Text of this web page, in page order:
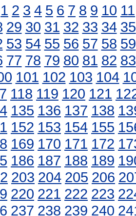
1 2 3 4 5 6 7 8 9 10 11
29 30 31 32 33 34 35
53 54 55 56 57 58 59
77 78 79 80 81 82 83
101 102 103 104
118 119 120 121
135 136 137 138
152 153 154 155
169 170 171 172
186 187 188 189
203 204 205 206
220 221 222 223
237 238 239 240